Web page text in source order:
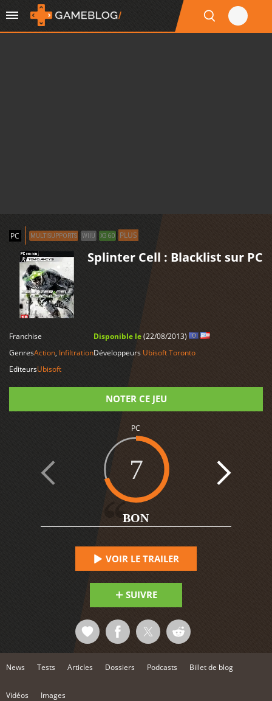
PC MULTISUPPORTS WIIU X360 PLUS
Splinter Cell : Blacklist sur PC
Franchise
GenresAction, Infiltration
EditeursUbisoft
Disponible le(22/08/2013)
Développeurs Ubisoft Toronto
NOTER CE JEU
PC
7
BON
VOIR LE TRAILER
SUIVRE
News Tests Articles Dossiers Podcasts Billet de blog
Vidéos Images